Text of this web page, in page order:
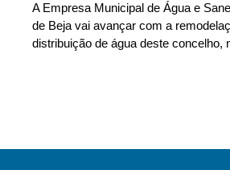
A Empresa Municipal de Água e
de Beja vai avançar com a
distribuição de água deste concelho,